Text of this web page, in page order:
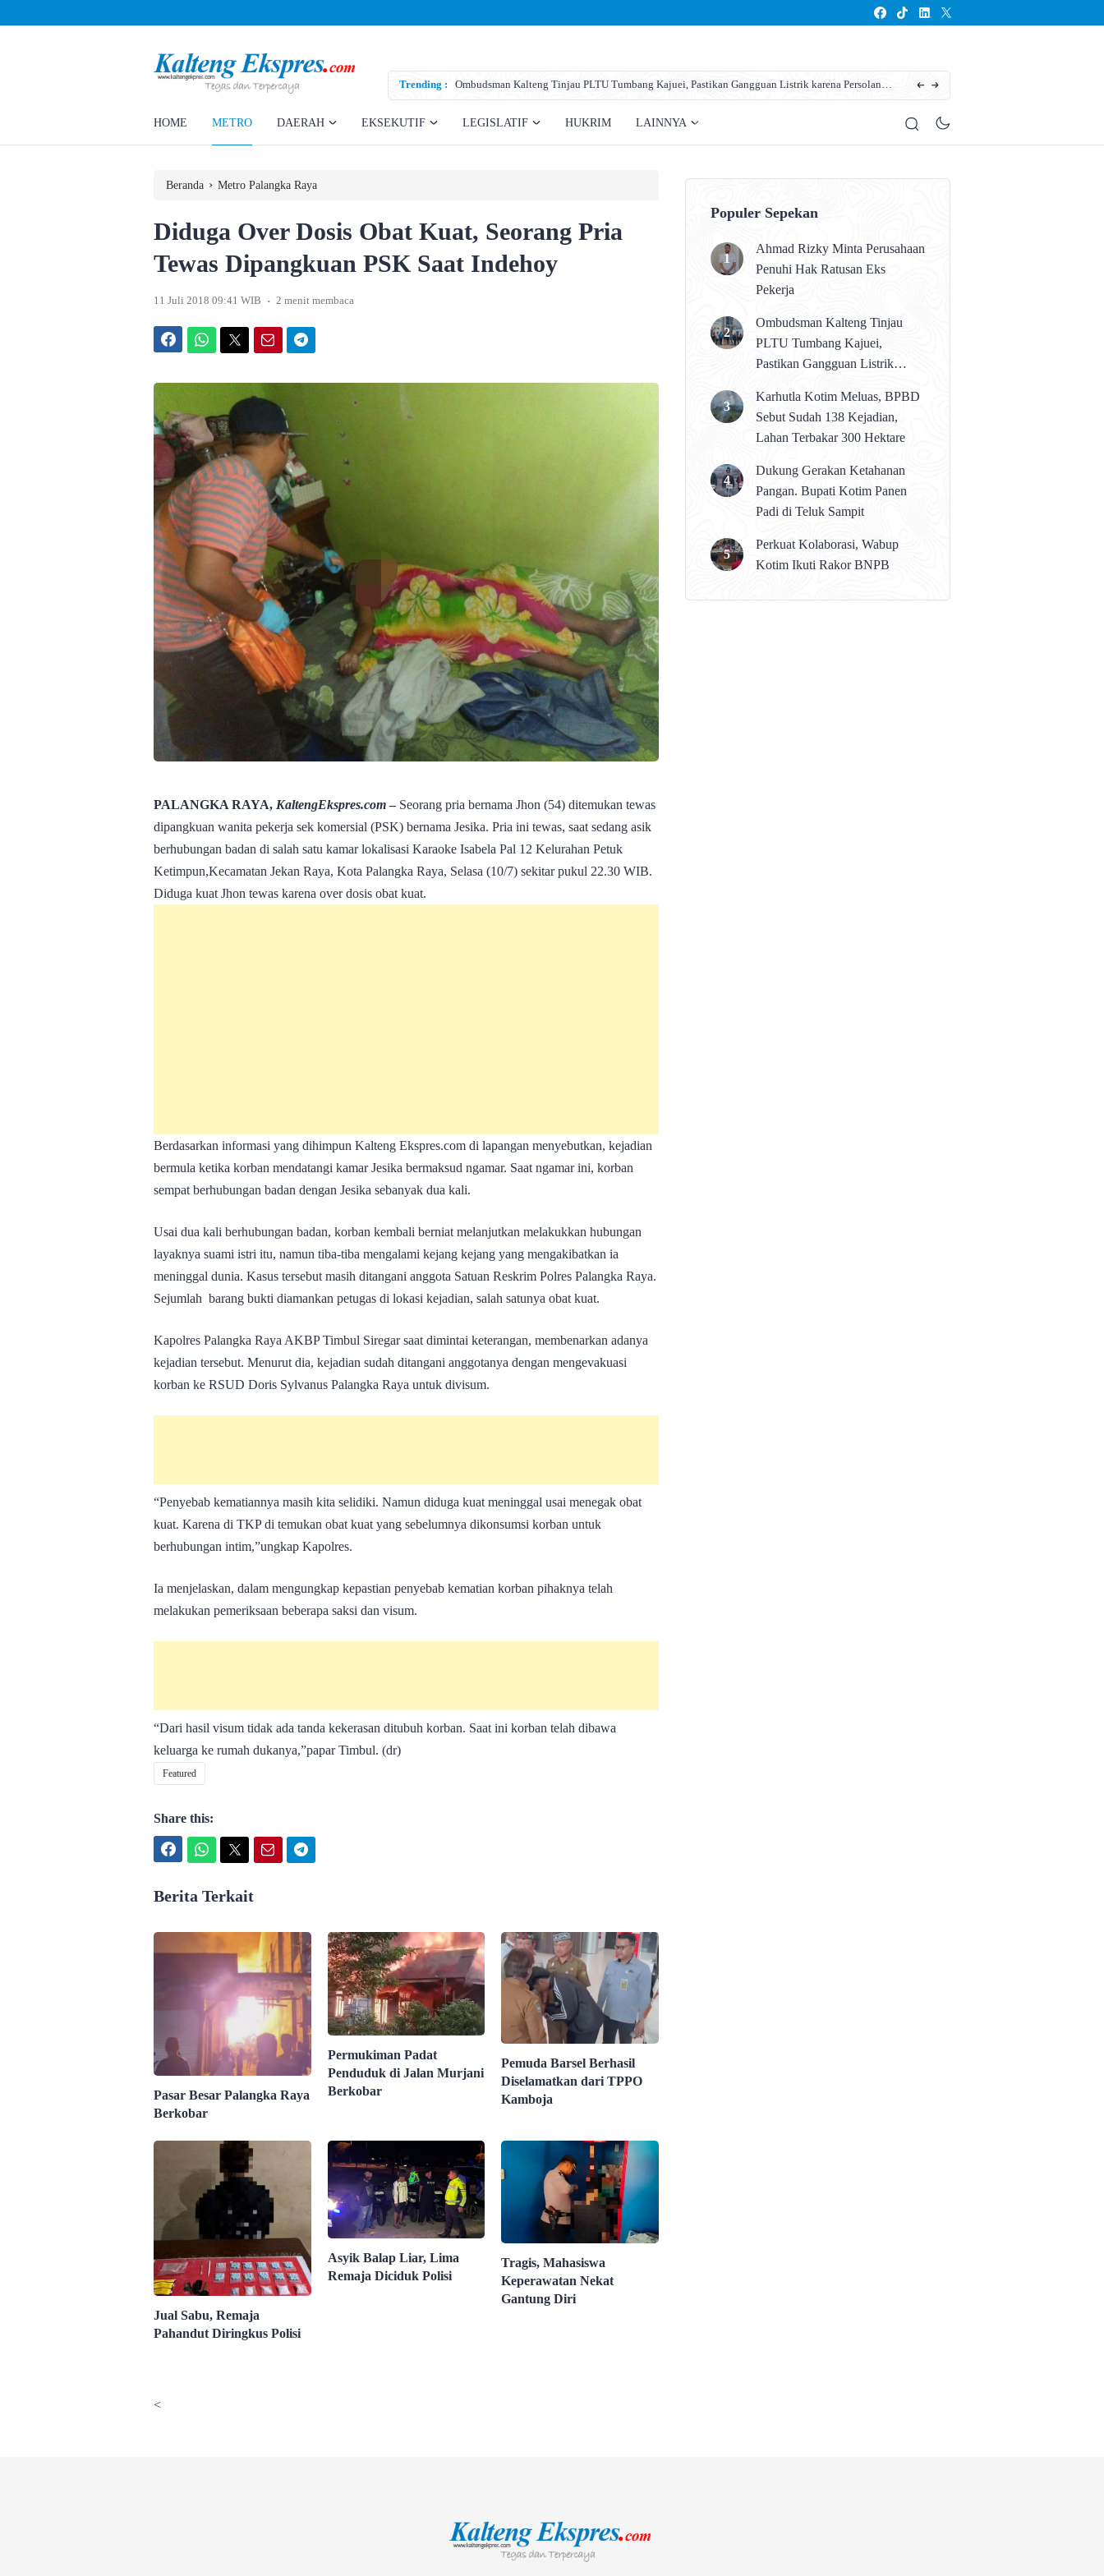
Trending :
Ahmad Rizky Minta Perusahaan Penuhi Hak Ratusan Eks Pekerja
Ombudsman Kalteng Tinjau PLTU Tumbang Kajuei, Pastikan Gangguan Listrik karena Persolan
Teknis
Karhutla Kotim Meluas, BPBD Sebut Sudah
HOME METRO DAERAH EKSEKUTIF LEGISLATIF HUKRIM LAINNYA
Beranda › Metro Palangka Raya
Diduga Over Dosis Obat Kuat, Seorang Pria
Tewas Dipangkuan PSK Saat Indehoy
11 Juli 2018 09:41 WIB . 2 menit membaca
PALANGKA RAYA, KaltengEkspres.com–Seorang pria bernama Jhon (54) ditemukan tewas
dipangkuan wanita pekerja sek komersial (PSK) bernama Jesika. Pria ini tewas, saat sedang asik
berhubungan badan di salah satu kamar lokalisasi Karaoke Isabela Pal 12 Kelurahan Petuk
Ketimpun,Kecamatan Jekan Raya, Kota Palangka Raya, Selasa (10/7) sekitar pukul 22.30 WIB.
Diduga kuat Jhon tewas karena over dosis obat kuat.
Berdasarkan informasi yang dihimpun Kalteng Ekspres.com di lapangan menyebutkan, kejadian
bermula ketika korban mendatangi kamar Jesika bermaksud ngamar. Saat ngamar ini, korban
sempat berhubungan badan dengan Jesika sebanyak dua kali.
Usai dua kali berhubungan badan, korban kembali berniat melanjutkan melakukkan hubungan
layaknya suami istri itu, namun tiba-tiba mengalami kejang kejang yang mengakibatkan ia
meninggal dunia. Kasus tersebut masih ditangani anggota Satuan Reskrim Polres Palangka Raya.
Sejumlah barang bukti diamankan petugas di lokasi kejadian, salah satunya obat kuat.
Kapolres Palangka Raya AKBP Timbul Siregar saat dimintai keterangan, membenarkan adanya
kejadian tersebut. Menurut dia, kejadian sudah ditangani anggotanya dengan mengevakuasi
korban ke RSUD Doris Sylvanus Palangka Raya untuk divisum.
“Penyebab kematiannya masih kita selidiki. Namun diduga kuat meninggal usai menegak obat
kuat. Karena di TKP di temukan obat kuat yang sebelumnya dikonsumsi korban untuk
berhubungan intim,”ungkap Kapolres.
Ia menjelaskan, dalam mengungkap kepastian penyebab kematian korban pihaknya telah
melakukan pemeriksaan beberapa saksi dan visum.
“Dari hasil visum tidak ada tanda kekerasan ditubuh korban. Saat ini korban telah dibawa
keluarga ke rumah dukanya,”papar Timbul. (dr)
Featured
Share this:
Berita Terkait
Pasar Besar Palangka Raya
Berkobar
Permukiman Padat
Penduduk di Jalan Murjani
Berkobar
Pemuda Barsel Berhasil
Diselamatkan dari TPPO
Kamboja
Jual Sabu, Remaja
Pahandut Diringkus Polisi
Asyik Balap Liar, Lima
Remaja Diciduk Polisi
Tragis, Mahasiswa
Keperawatan Nekat
Gantung Diri
Populer Sepekan
Ahmad Rizky Minta Perusahaan
Penuhi Hak Ratusan Eks
Pekerja
Ombudsman Kalteng Tinjau
PLTU Tumbang Kajuei,
Pastikan Gangguan Listrik
Karhutla Kotim Meluas, BPBD
Sebut Sudah 138 Kejadian,
Lahan Terbakar 300 Hektare
Dukung Gerakan Ketahanan
Pangan. Bupati Kotim Panen
Padi di Teluk Sampit
Perkuat Kolaborasi, Wabup
Kotim Ikuti Rakor BNPB
<